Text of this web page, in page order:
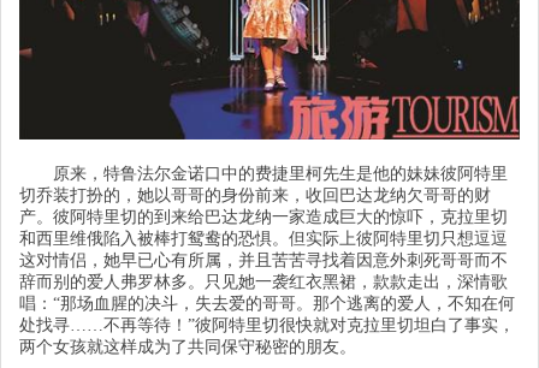
原来，特鲁法尔金诺口中的费捷里柯先生是他的妹妹彼阿特里
切乔装打扮的，她以哥哥的身份前来，收回巴达龙纳欠哥哥的财
产。彼阿特里切的到来给巴达龙纳一家造成巨大的惊吓，克拉里切
和西里维俄陷入被棒打鸳鸯的恐惧。但实际上彼阿特里切只想逗逗
这对情侣，她早已心有所属，并且苦苦寻找着因意外刺死哥哥而不
辞而别的爱人弗罗林多。只见她一袭红衣黑裙，款款走出，深情歌
唱： “那场血腥的决斗，失去爱的哥哥。那个逃离的爱人，不知在何
处找寻……不再等待！ ”彼阿特里切很快就对克拉里切坦白了事实，
两个女孩就这样成为了共同保守秘密的朋友。